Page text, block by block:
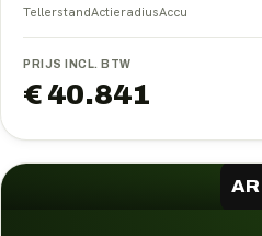
TellerstandActieradiusAccu
PRIJS INCL. BTW
€ 40.841
AR